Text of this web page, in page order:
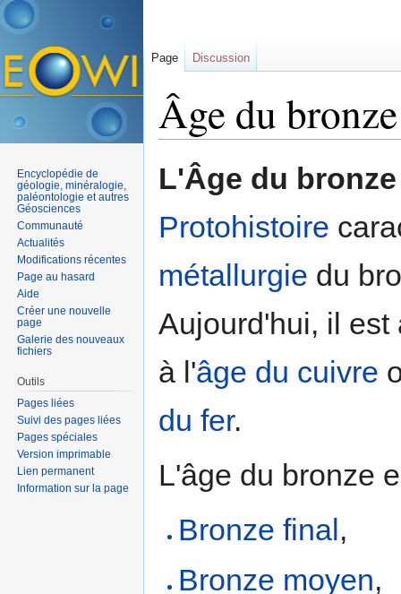
Âge du bronze
L'Âge du bronze
Protohistoire
métallurgie du
Aujourd'hui, il est
à l'âge du cuivre
du fer.
L'âge du bronze
Bronze final ,
Bronze moyen,
Page Discussion
Encyclopédie de
géologie, minéralogie,
paléontologie et autres
Géosciences
Communauté
Actualités
Modifications récentes
Page au hasard
Aide
Créer une nouvelle
page
Galerie des nouveaux
fichiers
Outils
Pages liées
Suivi des pages liées
Pages spéciales
Version imprimable
Lien permanent
Information sur la page